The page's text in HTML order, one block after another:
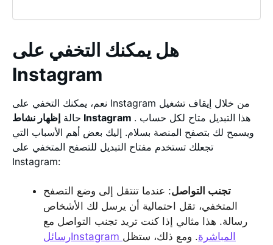
هل يمكنك التخفي على
Instagram
نعم، يمكنك التخفي على Instagram من خلال إيقاف تشغيل
حالة إظهار نشاط Instagram . هذا التبديل متاح لكل حساب
ويسمح لك بتصفح المنصة بسلام. إليك بعض أهم الأسباب التي
تجعلك تستخدم مفتاح التبديل للتصفح المتخفي على
Instagram:
تجنب التواصل: عندما تنتقل إلى وضع التصفح
المتخفي، تقل احتمالية أن يرسل لك الأشخاص
رسالة. هذا مثالي إذا كنت تريد تجنب التواصل مع
رسائلInstagram المباشرة. ومع ذلك، ستظل